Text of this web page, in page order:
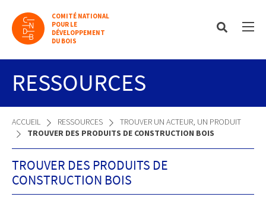
COMITÉ NATIONAL
POUR LE
DÉVELOPPEMENT
DU BOIS
RESSOURCES
ACCUEIL RESSOURCES
TROUVER UN ACTEUR, UN PRODUIT
TROUVER DES PRODUITS DE CONSTRUCTION BOIS
TROUVER DES PRODUITS DE
CONSTRUCTION BOIS